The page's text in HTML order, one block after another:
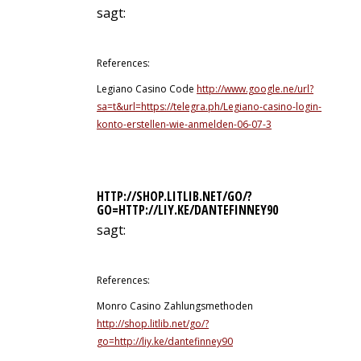
sagt:
References:
Legiano Casino Code http://www.google.ne/url?
sa=t&url=https://telegra.ph/Legiano-casino-login-
konto-erstellen-wie-anmelden-06-07-3
HTTP://SHOP.LITLIB.NET/GO/?
GO=HTTP://LIY.KE/DANTEFINNEY90
sagt:
References:
Monro Casino Zahlungsmethoden
http://shop.litlib.net/go/?
go=http://liy.ke/dantefinney90